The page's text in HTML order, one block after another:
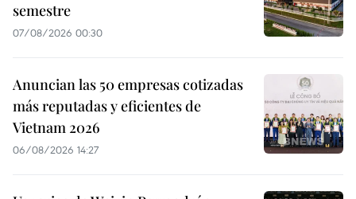
semestre
07/08/2026 00:30
Anuncian las 50 empresas cotizadas
más reputadas y eficientes de
Vietnam 2026
06/08/2026 14:27